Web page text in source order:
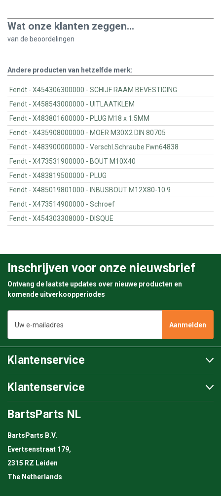
Wat onze klanten zeggen...
van de beoordelingen
Andere producten van hetzelfde merk:
Fendt - X454306300000 - SCHIJF RAAM BEVESTIGING
Fendt - X458543000000 - UITLAATKLEM
Fendt - X483801600000 - PLUG M18 x 1.5MM
Fendt - X435908000000 - MOER M30X2 DIN 80705
Fendt - X483900000000 - Verschl.Schraube Fwn64838
Fendt - X473531900000 - BOUT M10X40
Fendt - X483819500000 - PLUG
Fendt - X485019801000 - INBUSBOUT M12X80-10.9
Fendt - X473514900000 - Schroef
Fendt - X454303308000 - DISQUE
Inschrijven voor onze nieuwsbrief
Ontvang de laatste updates over nieuwe producten en
komende uitverkoopperiodes
mailadres
Klantenservice
Klantenservice
BartsParts NL
BartsParts B.V.
Evertsenstraat 179,
2315 RZ Leiden
The Netherlands